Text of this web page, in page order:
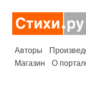
Авторы
Магазин
О